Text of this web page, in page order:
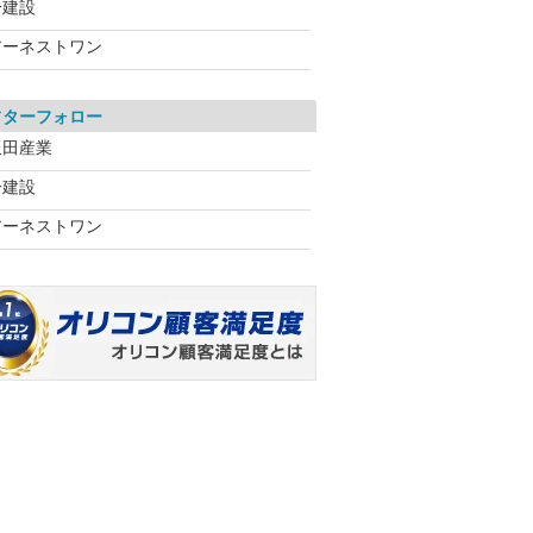
設
ネストワン
ーフォロー
産業
設
ネストワン